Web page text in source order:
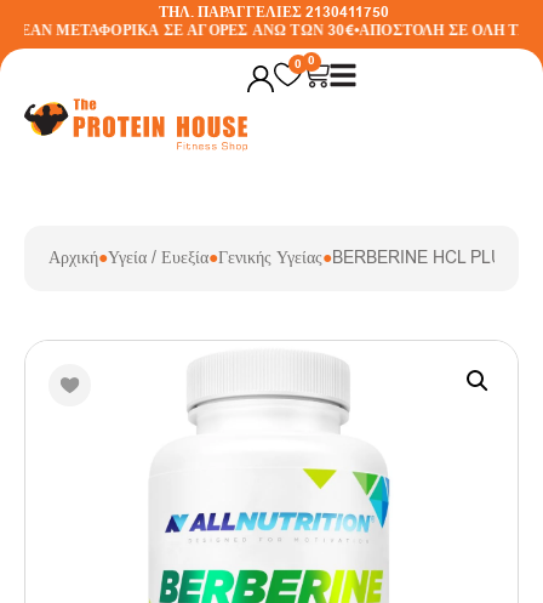
ΤΗΛ. ΠΑΡΑΓΓΕΛΙΕΣ 2130411750
ΜΕΤΑΦΟΡΙΚΑ ΣΕ ΑΓΟΡΕΣ ΑΝΩ ΤΩΝ 30€•ΑΠΟΣΤΟΛΗ ΣΕ ΟΛΗ ΤΗΝ
0 0
Αρχική●Υγεία / Ευεξία●Γενικής Υγείας●BERBERINE HCL PLUS